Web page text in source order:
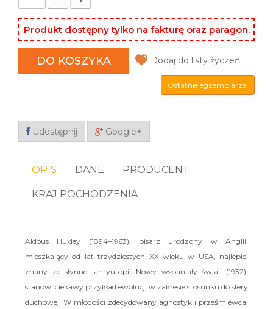
Produkt dostępny tylko na fakturę oraz paragon.
DO KOSZYKA Dodaj do listy życzeń
Ostatnie egzemplarze!
Udostępnij Google+
OPIS DANE PRODUCENT
KRAJ POCHODZENIA
Aldous Huxley (1894–1963), pisarz urodzony w Anglii,
mieszkający od lat trzydziestych XX wieku w USA, najlepiej
znany ze słynnej antyutopii Nowy wspaniały świat (1932),
stanowi ciekawy przykład ewolucji w zakresie stosunku do sfery
duchowej. W młodości zdecydowany agnostyk i prześmiewca,